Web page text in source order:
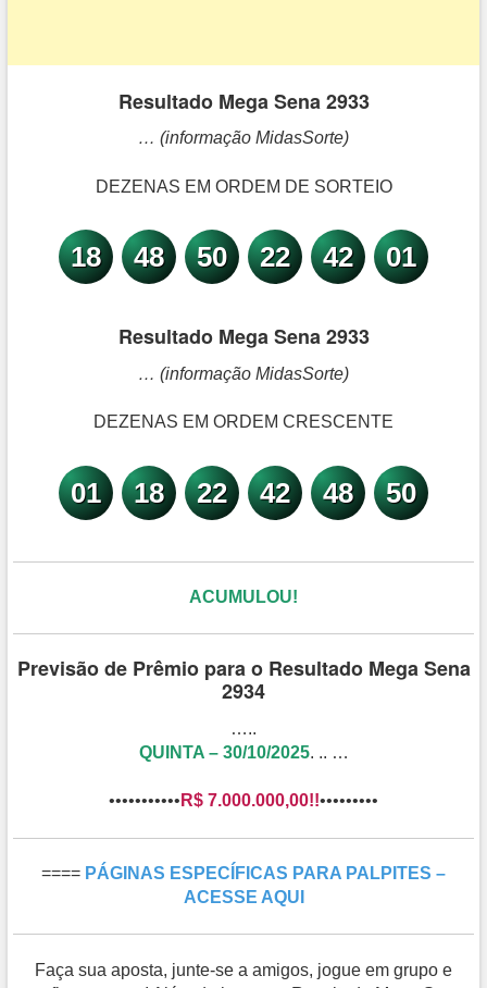
Resultado Mega Sena 2933
… (informação MidasSorte)
DEZENAS EM ORDEM DE SORTEIO
18 48 50 22 42 01
Resultado Mega Sena 2933
… (informação MidasSorte)
DEZENAS EM ORDEM CRESCENTE
01 18 22 42 48 50
ACUMULOU!
Previsão de Prêmio para o Resultado Mega Sena
2934
…..
QUINTA – 30/10/2025. .. …
••••••••••• R$ 7.000.000,00!!•••••••••
==== PÁGINAS ESPECÍFICAS PARA PALPITES –
ACESSE AQUI
Faça sua aposta, junte-se a amigos, jogue em grupo e